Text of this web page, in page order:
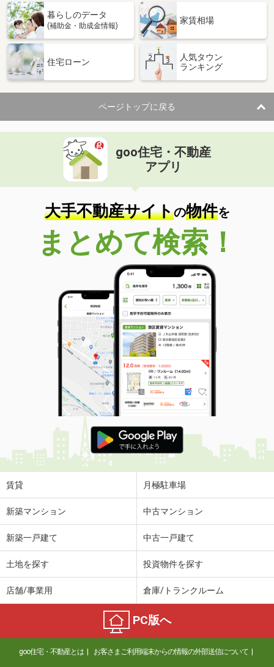
暮らしのデータ
(補助金・助成金情報)
家賃相場
住宅ローン
人気タウン
ランキング
ページトップに戻る
goo住宅・不動産
アプリ
大手不動産サイトの物件を
まとめて検索！
賃貸 月極駐車場
新築マンション 中古マンション
新築一戸建て 中古一戸建て
土地を探す 投資物件を探す
店舗/事業用 倉庫/トランクルーム
PC版へ
goo住宅・不動産とは お客さまご利用端末からの情報の外部送信について